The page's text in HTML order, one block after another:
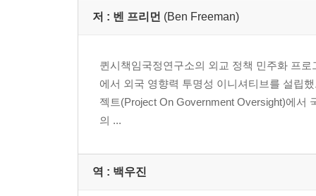
저 : 벤 프리먼 (Ben Freeman)
퀸시책임국정연구소의 외교 정책 민주화 프
에서 외국 영향력 투명성 이니셔티브를 설립
젝트(Project On Government Oversight)에서
의 ...
역 : 백우진